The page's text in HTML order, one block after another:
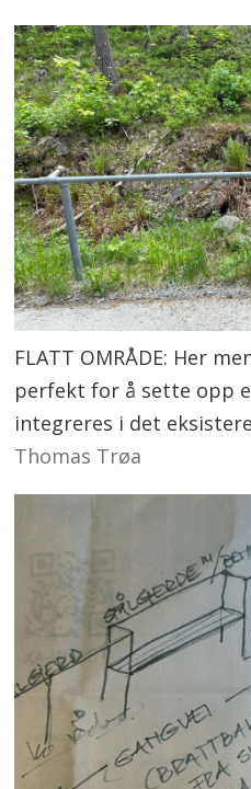
FLATT OMRÅDE: Her
perfekt for å sette opp
integreres i det
Thomas Trøa